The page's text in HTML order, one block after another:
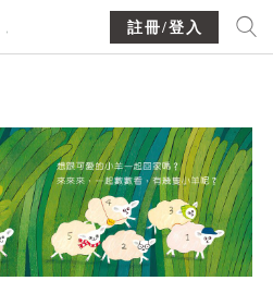
註冊/登入